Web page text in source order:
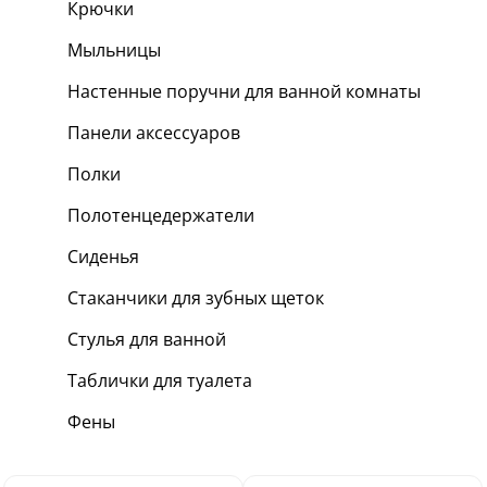
Крючки
Мыльницы
Настенные поручни для ванной комнаты
Панели аксессуаров
Полки
Полотенцедержатели
Сиденья
Стаканчики для зубных щеток
Стулья для ванной
Таблички для туалета
Фены